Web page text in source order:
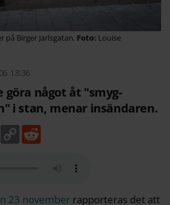
på Birger Jarlsgatan.
Louise
13:36
göra något åt "smyg-
i stan, menar insändaren.
E
m
C
o
k
23 november rapporteras det att